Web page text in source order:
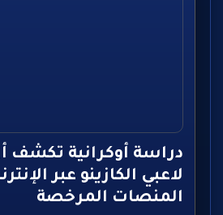
لاعبي الكازينو عبر
المنصات المرخصة